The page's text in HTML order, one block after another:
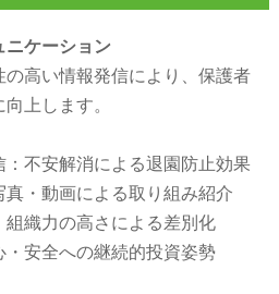
ニケーション
高い情報発信により、保護者
上します。
：不安解消による退園防止効果
真・動画による取り組み紹介
組織力の高さによる差別化
・安全への継続的投資姿勢